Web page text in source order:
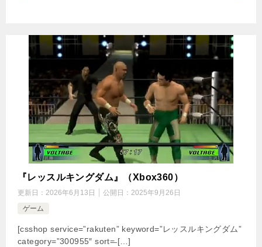
『レッスルキングダム』（Xbox360）
更新日： 2026年6月13日 公開日： 2025年9月26日
ゲーム
[csshop service=”rakuten” keyword=”レッスルキングダム”
category=”300955″ sort=̶ […]